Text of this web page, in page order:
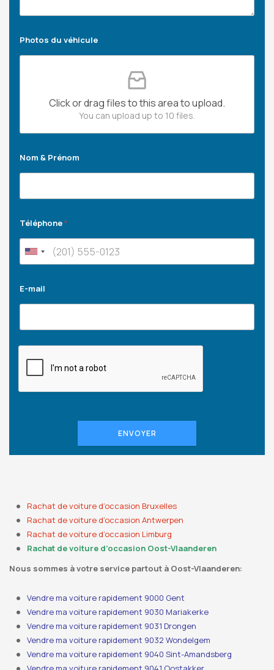
Photos du véhicule
Click or drag files to this area to upload.
You can upload up to 10 files.
Nom & Prénom
Téléphone*
E-mail
ENVOYER
Rachat de voiture d’occasion Bruxelles
Rachat de voiture d’occasion Antwerpen
Rachat de voiture d’occasion Limburg
Rachat de voiture d’occasion Oost-Vlaanderen
Nous sommes à votre service partout à Oost-Vlaanderen:
Vendre ma voiture rapidement 9000 Gent
Vendre ma voiture rapidement 9030 Mariakerke
Vendre ma voiture rapidement 9031 Drongen
Vendre ma voiture rapidement 9032 Wondelgem
Vendre ma voiture rapidement 9040 Sint-Amandsberg